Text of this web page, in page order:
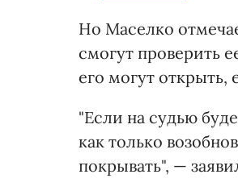
Но Маселко
смогут проверить
его могут
"Если на судью
как только
покрывать", —